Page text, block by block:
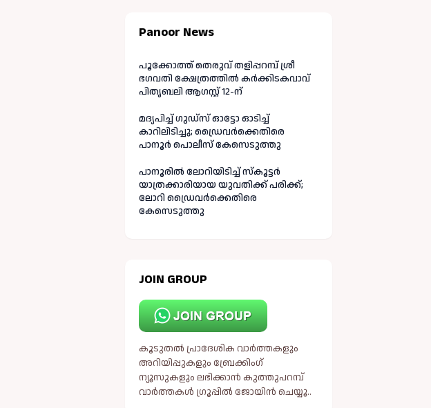
Panoor News
പൂക്കോത്ത് തെരുവ് തളിപ്പറമ്പ് ശ്രീ
ഭഗവതി ക്ഷേത്രത്തിൽ കർക്കിടകവാവ്
പിതൃബലി ആഗസ്റ്റ് 12-ന്
മദ്യപിച്ച് ഗുഡ്‌സ് ഓട്ടോ ഓടിച്ച്
കാറിലിടിച്ചു; ഡ്രൈവർക്കെതിരെ
പാനൂർ പൊലീസ് കേസെടുത്തു
പാനൂരിൽ ലോറിയിടിച്ച് സ്കൂട്ടർ
യാത്രക്കാരിയായ യുവതിക്ക് പരിക്ക്;
ലോറി ഡ്രൈവർക്കെതിരെ
കേസെടുത്തു
JOIN GROUP
കൂടുതൽ പ്രാദേശിക വാർത്തകളും
അറിയിപ്പുകളും ബ്രേക്കിംഗ്
ന്യൂസുകളും ലഭിക്കാൻ കുത്തുപറമ്പ്
വാർത്തകൾ ഗ്രൂപ്പിൽ ജോയിൻ ചെയ്യൂ..